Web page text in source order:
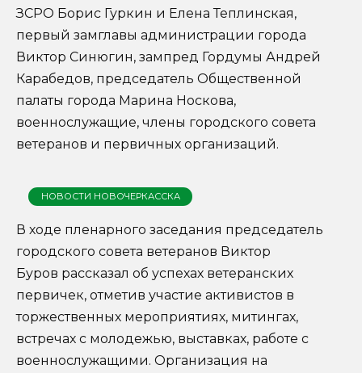
ЗСРО Борис Гуркин и Елена Теплинская,
первый замглавы администрации города
Виктор Синюгин, зампред Гордумы Андрей
Карабедов, председатель Общественной
палаты города Марина Носкова,
военнослужащие, члены городского совета
ветеранов и первичных организаций.
НОВОСТИ НОВОЧЕРКАССКА
В ходе пленарного заседания председатель
городского совета ветеранов Виктор
Буров рассказал об успехах ветеранских
первичек, отметив участие активистов в
торжественных мероприятиях, митингах,
встречах с молодежью, выставках, работе с
военнослужащими. Организация на